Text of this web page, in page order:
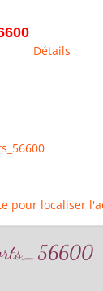
Détails
pour localiser